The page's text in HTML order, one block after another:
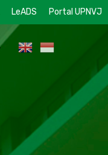
LeADS Portal UPNVJ